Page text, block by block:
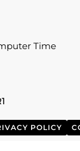
Time
POLICY